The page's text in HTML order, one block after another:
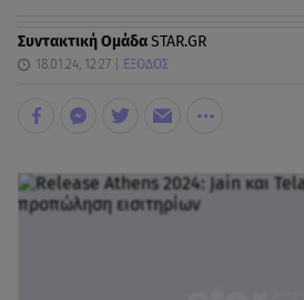
Συντακτική ΟμάδαSTAR.GR
18.01.24, 12:27 ΕΞΟΔΟΣ